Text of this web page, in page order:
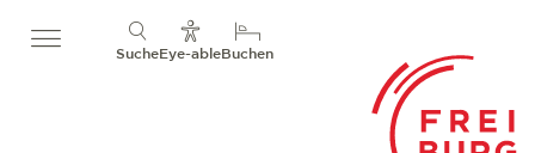
SucheEye-ableBuchen